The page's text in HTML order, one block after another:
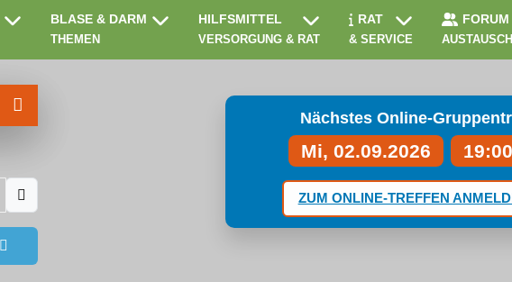
BLASE & DARM
THEMEN
HILFSMITTEL
VERSORGUNG & RAT
RAT
& SERVICE
FORUM
AUSTAUSCH
Passwort anzeigen
Nächstes Online-
Mi, 02.09.2026
ZUM ONLINE-TREFFEN